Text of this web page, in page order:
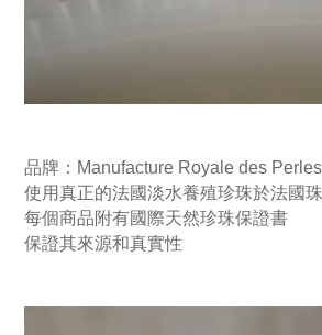
品牌：Manufacture Royale des
使用真正的法國淡水養殖珍珠於法國
每個商品附有國際天然珍珠保證書
保證其來源和真實性